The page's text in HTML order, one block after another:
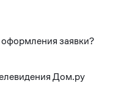
заявки?
Дом.ру